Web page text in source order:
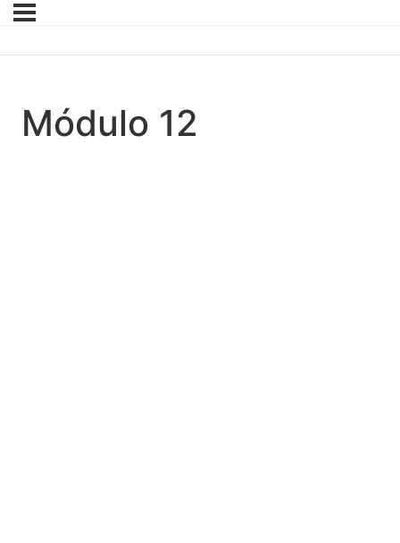
Módulo 12